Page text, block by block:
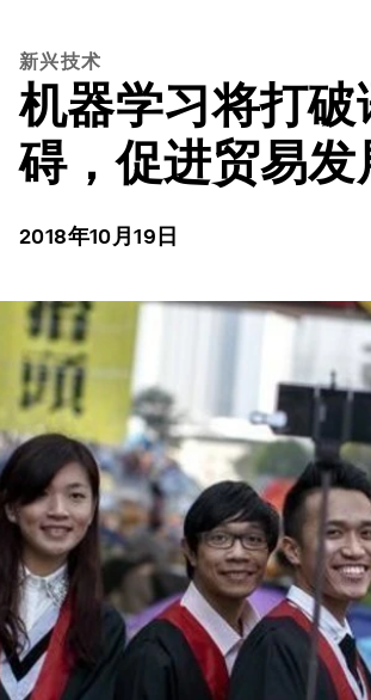
新兴技术
机器学习将打破
碍，促进贸易发
2018年10月19日